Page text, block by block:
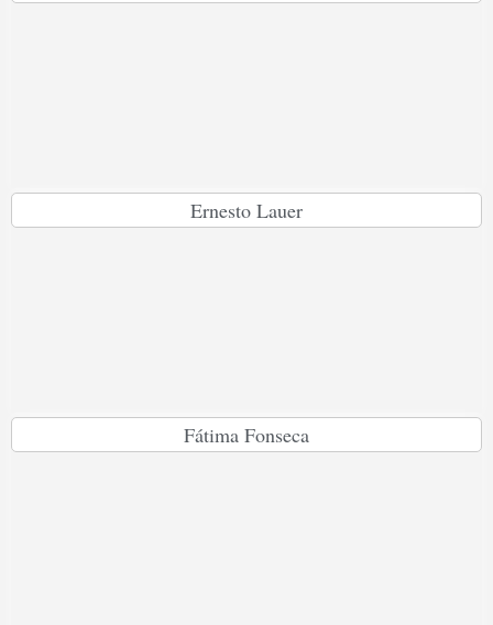
Ernesto Lauer
Fátima Fonseca